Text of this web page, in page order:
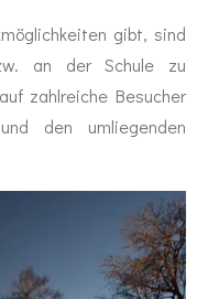
gibt, sind
an der Schule zu
zahlreiche Besucher
den umliegenden